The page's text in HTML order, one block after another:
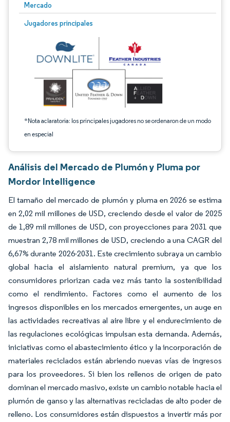
Mercado
Jugadores principales
*Nota aclaratoria: los principales jugadores no se ordenaron de un modo
en especial
Imagen © Mordor Intelligence. El uso requiere atribución según CC BY 4.0.
Análisis del Mercado de Plumón y Pluma por
Mordor Intelligence
El tamaño del mercado de plumón y pluma en 2026 se estima
en 2,02 mil millones de USD, creciendo desde el valor de 2025
de 1,89 mil millones de USD, con proyecciones para 2031 que
muestran 2,78 mil millones de USD, creciendo a una CAGR del
6,67% durante 2026-2031. Este crecimiento subraya un cambio
global hacia el aislamiento natural premium, ya que los
consumidores priorizan cada vez más tanto la sostenibilidad
como el rendimiento. Factores como el aumento de los
ingresos disponibles en los mercados emergentes, un auge en
las actividades recreativas al aire libre y el endurecimiento de
las regulaciones ecológicas impulsan esta demanda. Además,
iniciativas como el abastecimiento ético y la incorporación de
materiales reciclados están abriendo nuevas vías de ingresos
para los proveedores. Si bien los rellenos de origen de pato
dominan el mercado masivo, existe un cambio notable hacia el
plumón de ganso y las alternativas recicladas de alto poder de
relleno. Los consumidores están dispuestos a invertir más por